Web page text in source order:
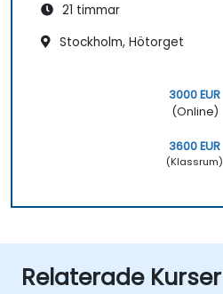
21 timmar
Stockholm, Hötorget
3000 EUR
(Online)
3600 EUR
(Klassrum)
Relaterade Kurser